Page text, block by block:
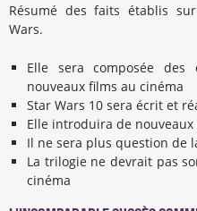
Résumé des faits établis
Wars.
Elle sera composée
nouveaux films au cinéma
Star Wars 10 sera écrit et
Elle introduira de
Il ne sera plus question de
La trilogie ne devrait pas
cinéma